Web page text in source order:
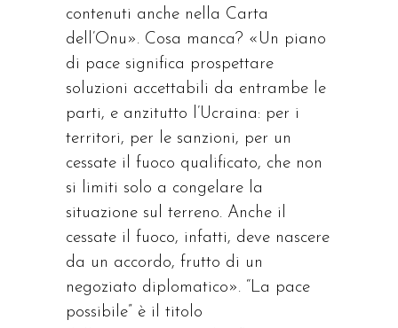
contenuti anche nella Carta
dell’Onu». Cosa manca? «Un piano
di pace significa prospettare
soluzioni accettabili da entrambe le
parti, e anzitutto l’Ucraina: per i
territori, per le sanzioni, per un
cessate il fuoco qualificato, che non
si limiti solo a congelare la
situazione sul terreno. Anche il
cessate il fuoco, infatti, deve nascere
da un accordo, frutto di un
negoziato diplomatico». “La pace
possibile” è il titolo